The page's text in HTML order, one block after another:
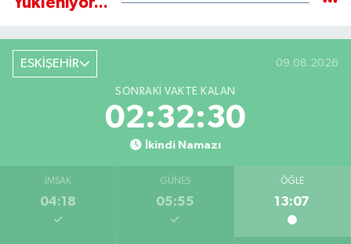
ESKİŞEHİR 09.08.2026
SONRAKI VAKTE KALAN
02:32:29
İkindi Namazı
İMSAK
04:18
GÜNEŞ
05:55
ÖĞLE
13:07